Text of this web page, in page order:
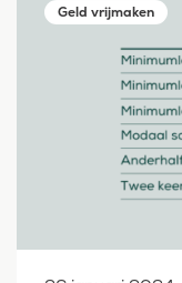
Geld vrijmaken